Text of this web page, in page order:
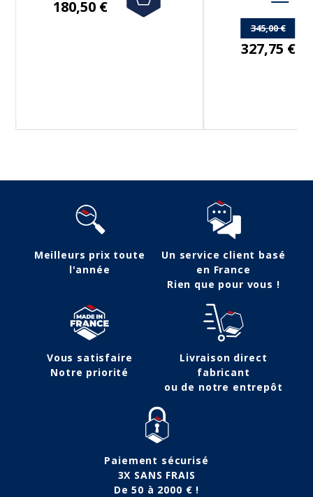
180,50 €
345,00 €
327,75 €
Meilleurs prix toute
l'année
Un service client basé
en France
Rien que pour vous !
Vous satisfaire
Notre priorité
Livraison direct
fabricant
ou de notre entrepôt
Paiement sécurisé
3X SANS FRAIS
De 50 à 2000 € !